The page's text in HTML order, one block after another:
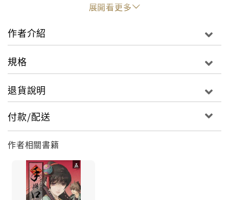
展開看更多
作者介紹
規格
退貨說明
付款/配送
作者相關書籍